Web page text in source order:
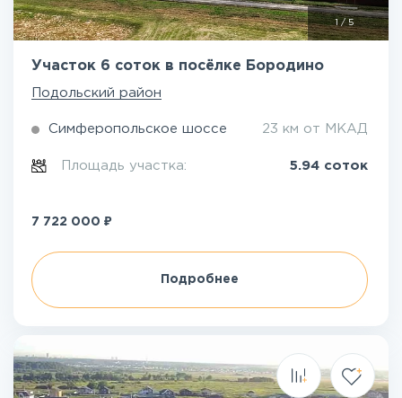
1 /5
Участок 6 соток в посёлке Бородино
Подольский район
Симферопольское шоссе 23 км от МКАД
Площадь участка: 5.94 соток
7 722 000 ₽
Подробнее